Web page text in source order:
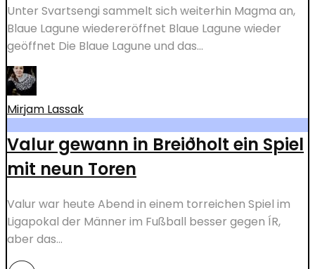
Unter Svartsengi sammelt sich weiterhin Magma an,
Blaue Lagune wiedereröffnet Blaue Lagune wieder
geöffnet Die Blaue Lagune und das...
Mirjam Lassak
Valur gewann in Breiðholt ein Spiel
mit neun Toren
Valur war heute Abend in einem torreichen Spiel im
Ligapokal der Männer im Fußball besser gegen ÍR,
aber das...